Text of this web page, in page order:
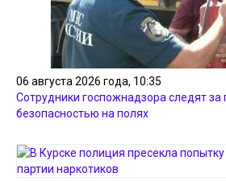
06 августа 2026 года, 10:35
Сотрудники госпожнадзора следят за
безопасностью на полях